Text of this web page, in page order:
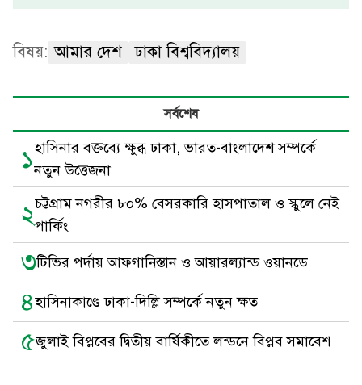
বিষয়: আমার দেশ ঢাকা বিশ্ববিদ্যালয়
সর্বশেষ
১হাসিনার বক্তব্যে ক্ষুব্ধ ঢাকা, ভারত-বাংলাদেশ সম্পর্কে
নতুন উত্তেজনা
২চট্টগ্রাম নগরীর ৮০% বেসরকারি হাসপাতাল ও স্কুলে নেই
পার্কিং
৩টিভির পর্দায় আফগানিস্তান ও আয়ারল্যান্ড ওয়ানডে
৪হাসিনাকাণ্ডে ঢাকা-দিল্লি সম্পর্কে নতুন ক্ষত
৫জুলাই বিপ্লবের দ্বিতীয় বার্ষিকীতে লন্ডনে বিপ্লব সমাবেশ